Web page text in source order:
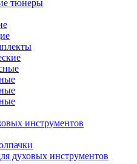
тюнеры
инструментов
духовых инструментов